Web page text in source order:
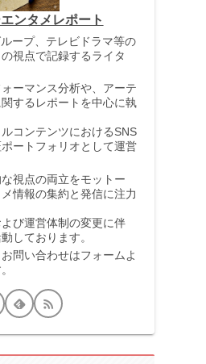
ンタメレポート
ープ、テレビドラマ等の
視点で記録するライタ
ーマンス分析や、アーテ
するレポートを中心に執
コンテンツにおけるSNS
ートフォリオとして運営
視点の両立をモットー
情報の集約と発信に注力
び運営体制の変更に伴
しております。
問い合わせはフォームよ